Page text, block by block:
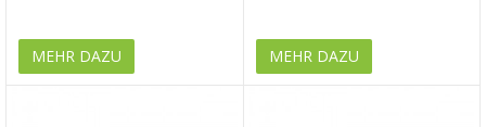
MEHR DAZU MEHR DAZU